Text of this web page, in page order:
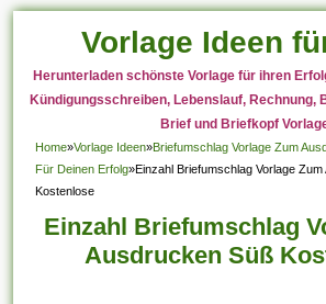
Vorlage Ideen
Herunterladen schönste Vorlage für ihren
Kündigungsschreiben, Lebenslauf, Rechnung,
Brief und Briefkopf
Home»Vorlage Ideen»Briefumschlag Vorlage Zum
Für Deinen Erfolg»Einzahl Briefumschlag Vorlage
Kostenlose
Einzahl Briefumschlag
Ausdrucken Süß